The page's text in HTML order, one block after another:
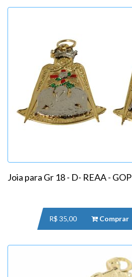
Joia para Gr 18 - D- REAA - GOP
R$ 35,00 Comprar